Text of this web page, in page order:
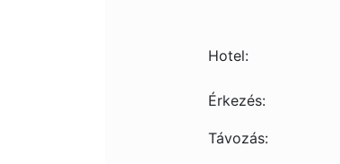
Hotel:
Érkezés:
Távozás: